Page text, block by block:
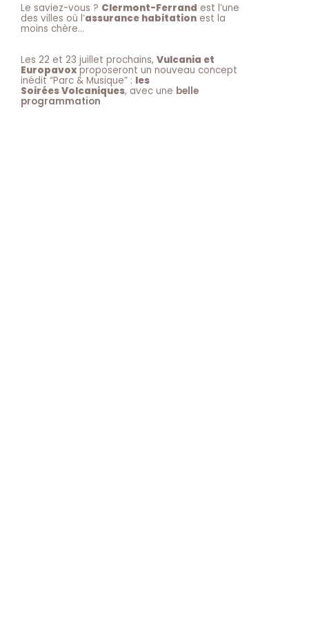
Le saviez-vous ? Clermont-Ferrand est l’une
des villes où l’assurance habitation est la
moins chère…
Les 22 et 23 juillet prochains, Vulcania et
Europavoxproposeront un nouveau concept
inédit “Parc & Musique” : les
Soirées Volcaniques, avec une belle
programmation